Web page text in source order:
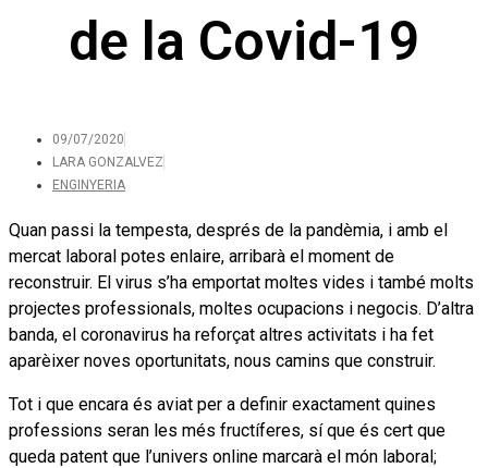
de la Covid-19
09/07/2020
LARA GONZALVEZ
ENGINYERIA
Quan passi la tempesta, després de la pandèmia, i amb el
mercat laboral potes enlaire, arribarà el moment de
reconstruir. El virus s’ha emportat moltes vides i també molts
projectes professionals, moltes ocupacions i negocis. D’altra
banda, el coronavirus ha reforçat altres activitats i ha fet
aparèixer noves oportunitats, nous camins que construir.
Tot i que encara és aviat per a definir exactament quines
professions seran les més fructíferes, sí que és cert que
queda patent que l’univers online marcarà el món laboral;